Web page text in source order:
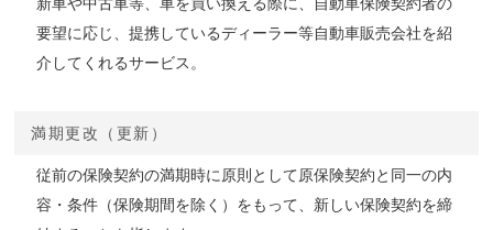
新車や中古車等、車を買い換える際に、自動車保険契約者の
要望に応じ、提携しているディーラー等自動車販売会社を紹
介してくれるサービス。
満期更改（更新）
従前の保険契約の満期時に原則として原保険契約と同一の内
容・条件（保険期間を除く）をもって、新しい保険契約を締